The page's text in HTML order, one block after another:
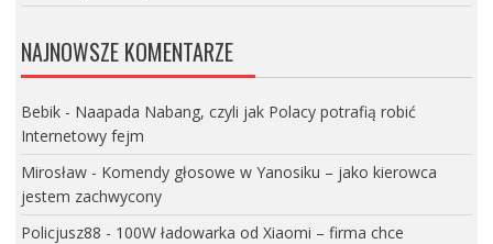
NAJNOWSZE KOMENTARZE
Bebik- Naapada Nabang, czyli jak Polacy potrafią robić
Internetowy fejm
Mirosław- Komendy głosowe w Yanosiku – jako kierowca
jestem zachwycony
Policjusz88 - 100W ładowarka od Xiaomi – firma chce